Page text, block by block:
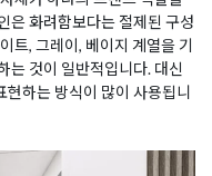
은 화려함보다는 절제된 구성
트, 그레이, 베이지 계열을 기
는 것이 일반적입니다. 대신
하는 방식이 많이 사용됩니